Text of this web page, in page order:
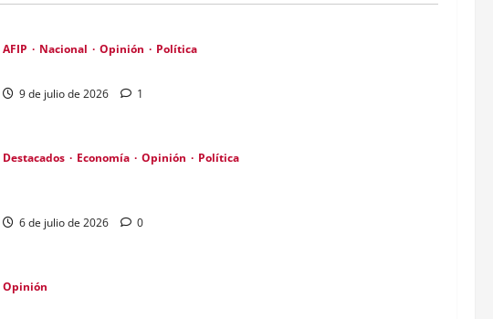
AFIP Nacional Opinión Política
9 de julio de 2026 1
Destacados Economía Opinión Política
6 de julio de 2026 0
Opinión